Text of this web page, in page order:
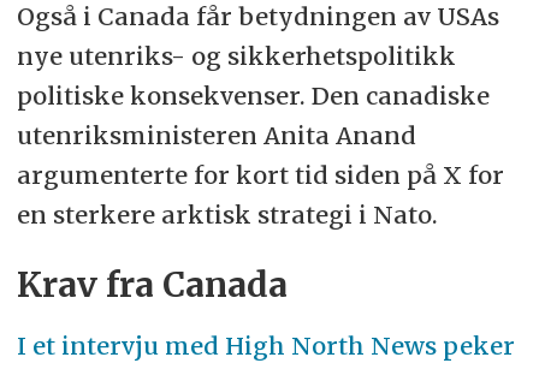
Også i Canada får betydningen av USAs
nye utenriks- og sikkerhetspolitikk
politiske konsekvenser. Den canadiske
utenriksministeren Anita Anand
argumenterte for kort tid siden på X for
en sterkere arktisk strategi i Nato.
Krav fra Canada
I et intervju med High North News peker